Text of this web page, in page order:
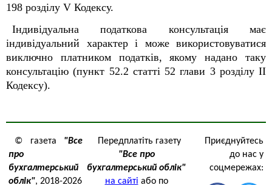
198 розділу V Кодексу.
Індивідуальна податкова консультація має
індивідуальний характер і може використовуватися
виключно платником податків, якому надано таку
консультацію (пункт 52.2 статті 52 глави 3 розділу ІІ
Кодексу).
© газета "Все
про
бухгалтерський
облік", 2018-2026
Передплатіть газету
"Все про
бухгалтерський облік"
на сайті або по
Приєднуйтесь
до нас у
соцмережах: